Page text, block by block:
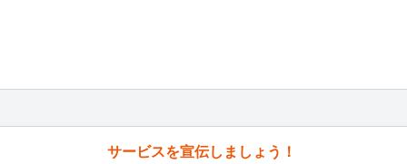
サービスを宣伝しましょう！